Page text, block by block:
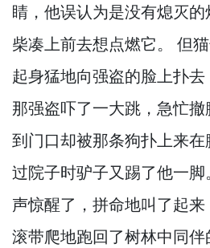
睛， 他误认为是没有熄灭的
柴凑上前去想点燃它。
但
起身猛地向强盗的脸上扑去
那强盗吓了一大跳， 急忙撤
到门口却被那条狗扑上来在
过院子时驴子又踢了他一脚。
声惊醒了， 拼命地叫了起来
滚带爬地跑回了树林中同